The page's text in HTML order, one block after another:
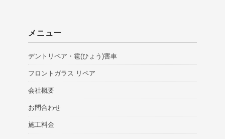
メニュー
デントリペア・雹(ひょう)害車
フロントガラス リペア
会社概要
お問合わせ
施工料金